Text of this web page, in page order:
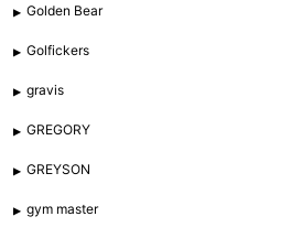
Golden Bear
Golfickers
gravis
GREGORY
GREYSON
gym master